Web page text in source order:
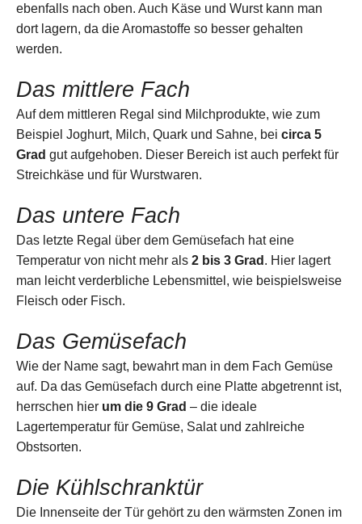
ebenfalls nach oben. Auch Käse und Wurst kann man
dort lagern, da die Aromastoffe so besser gehalten
werden.
Das mittlere Fach
Auf dem mittleren Regal sind Milchprodukte, wie zum
Beispiel Joghurt, Milch, Quark und Sahne, bei circa 5
Grad gut aufgehoben. Dieser Bereich ist auch perfekt für
Streichkäse und für Wurstwaren.
Das untere Fach
Das letzte Regal über dem Gemüsefach hat eine
Temperatur von nicht mehr als 2 bis 3 Grad . Hier lagert
man leicht verderbliche Lebensmittel, wie beispielsweise
Fleisch oder Fisch.
Das Gemüsefach
Wie der Name sagt, bewahrt man in dem Fach Gemüse
auf. Da das Gemüsefach durch eine Platte abgetrennt ist,
herrschen hier um die 9 Grad – die ideale
Lagertemperatur für Gemüse, Salat und zahlreiche
Obstsorten.
Die Kühlschranktür
Die Innenseite der Tür gehört zu den wärmsten Zonen im